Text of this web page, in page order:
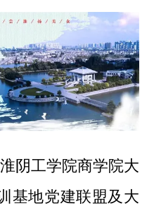
阴工学院商学院大
基地党建联盟及大